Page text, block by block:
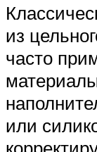
из
часто
или